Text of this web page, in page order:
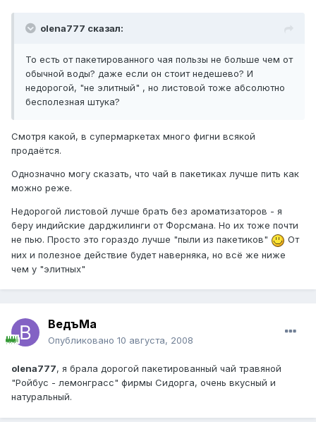
olena777 сказал:
То есть от пакетированного чая пользы не больше чем от
обычной воды? даже если он стоит недешево? И
недорогой, "не элитный" , но листовой тоже абсолютно
бесполезная штука?
Смотря какой, в супермаркетах много фигни всякой
продаётся.
Однозначно могу сказать, что чай в пакетиках лучше пить как
можно реже.
Недорогой листовой лучше брать без ароматизаторов - я
беру индийские дарджилинги от Форсмана. Но их тоже почти
не пью. Просто это гораздо лучше "пыли из пакетиков"
От
них и полезное действие будет наверняка, но всё же ниже
чем у "элитных"
ВедъМа
Опубликовано 10 августа, 2008
olena777, я брала дорогой пакетированный чай травяной
"Ройбус - лемонграсс" фирмы Сидорга, очень вкусный и
натуральный.